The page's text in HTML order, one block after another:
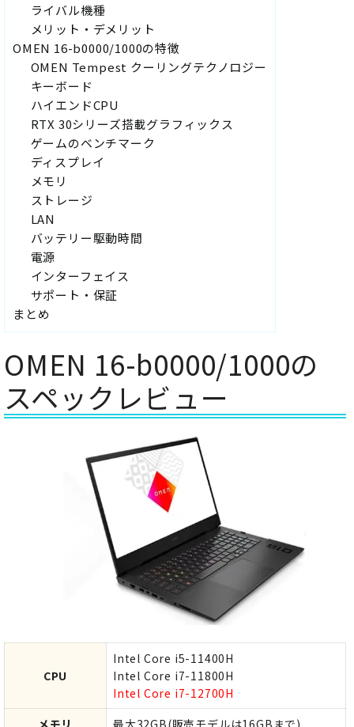
ライバル機種
メリット・デメリット
OMEN 16-b0000/1000の特徴
OMEN Tempest クーリングテクノロジー
キーボード
ハイエンドCPU
RTX 30シリーズ搭載グラフィックス
ゲームのベンチマーク
ディスプレイ
メモリ
ストレージ
LAN
バッテリー駆動時間
電源
インターフェイス
サポート・保証
まとめ
OMEN 16-b0000/1000の
スペックレビュー
CPU
Intel Core i5-11400H
Intel Core i7-11800H
Intel Core i7-12700H